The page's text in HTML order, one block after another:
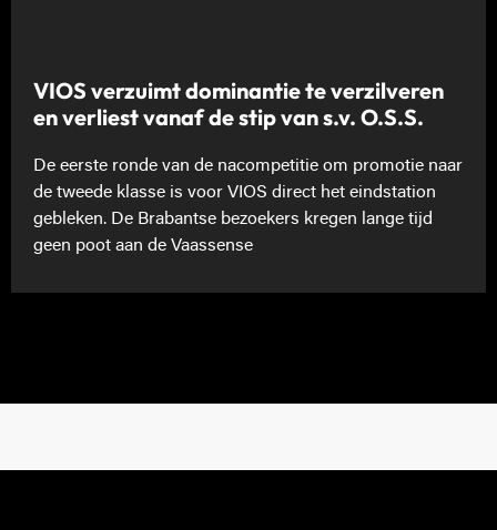
VIOS verzuimt dominantie te verzilveren
en verliest vanaf de stip van s.v. O.S.S.
De eerste ronde van de nacompetitie om promotie naar
de tweede klasse is voor VIOS direct het eindstation
gebleken. De Brabantse bezoekers kregen lange tijd
geen poot aan de Vaassense